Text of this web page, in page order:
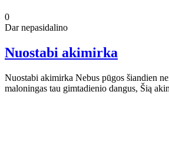
0
Dar nepasidalino
Nuostabi akimirka
Nuostabi akimirka Nebus pūgos šiandien
maloningas tau gimtadienio dangus, Šią